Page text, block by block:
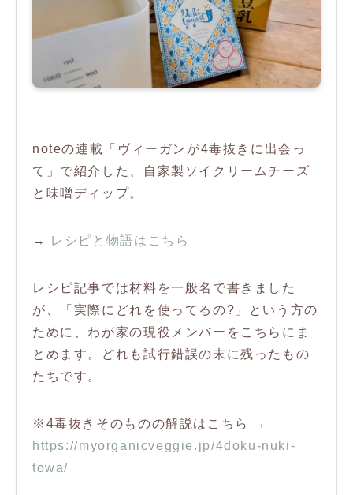
noteの連載「ヴィーガンが4毒抜きに出会っ
て」で紹介した、自家製ソイクリームチーズ
と味噌ディップ。
→ レシピと物語はこちら
レシピ記事では材料を一般名で書きました
が、「実際にどれを使ってるの?」という方の
ために、わが家の現役メンバーをこちらにま
とめます。どれも試行錯誤の末に残ったもの
たちです。
※4毒抜きそのものの解説はこちら →
https://myorganicveggie.jp/4doku-nuki-
towa/